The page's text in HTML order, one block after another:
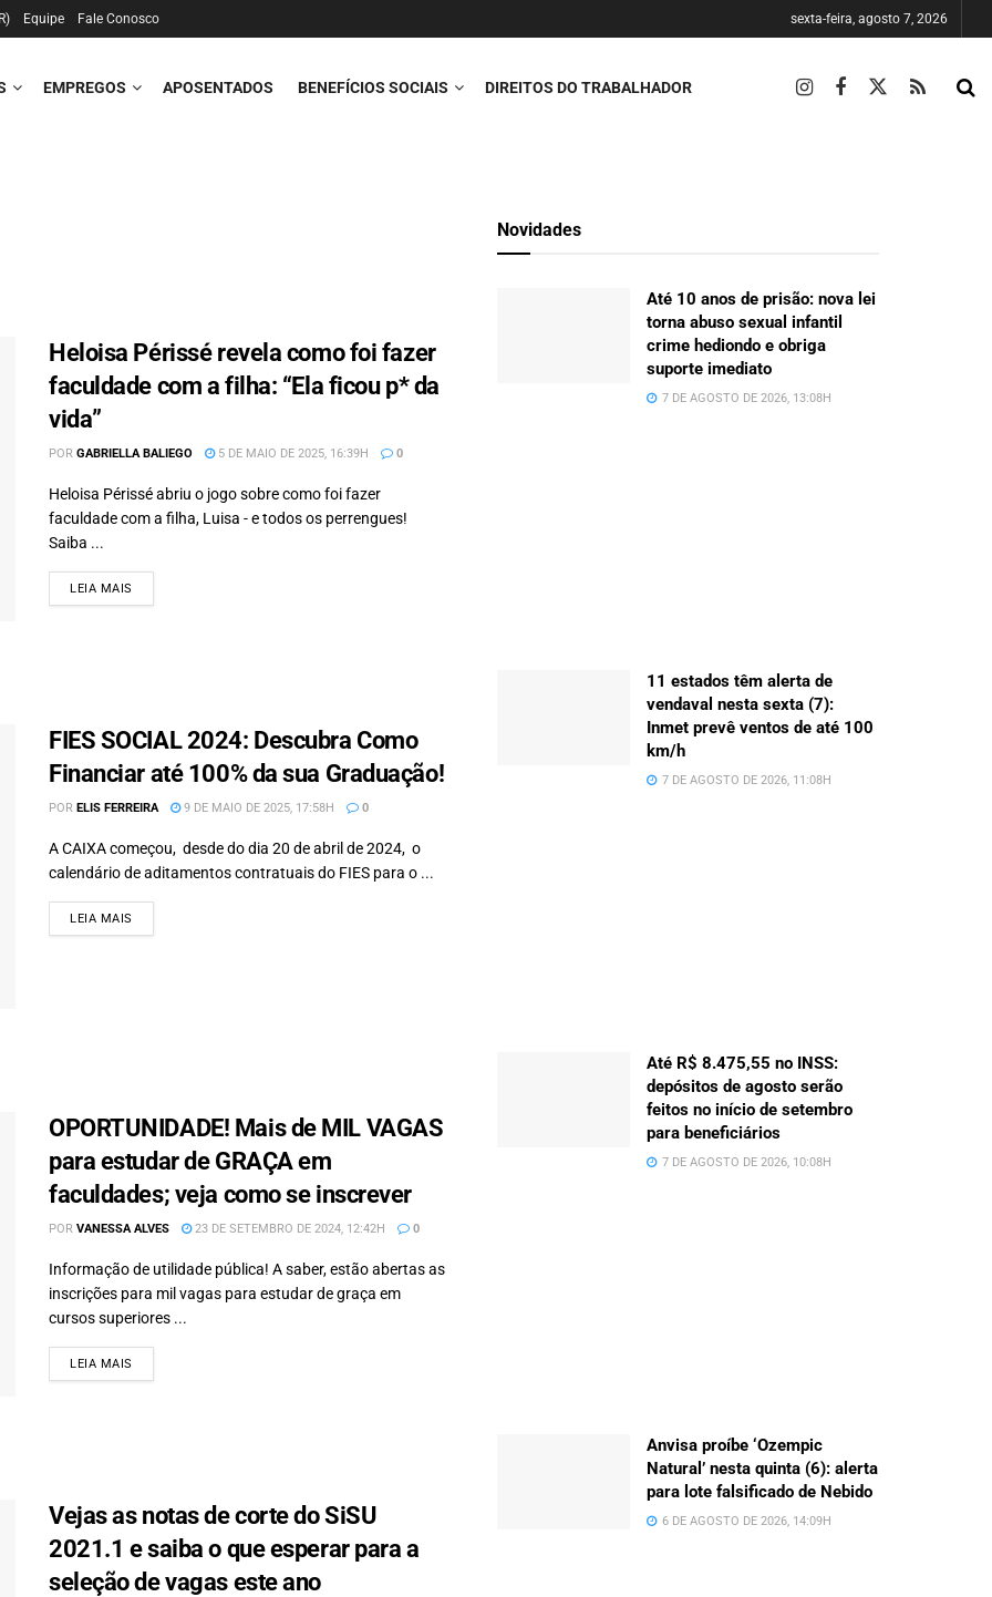
Equipe Fale Conosco sexta-feira, agosto 7, 2026
EMPREGOS APOSENTADOS BENEFÍCIOS SOCIAIS DIREITOS DO TRABALHADOR
Heloisa Périssé revela como foi fazer
faculdade com a filha: “Ela ficou p* da
vida”
POR GABRIELLA BALIEGO 5 DE MAIO DE 2025, 16:39H 0
Heloisa Périssé abriu o jogo sobre como foi fazer
faculdade com a filha, Luisa - e todos os perrengues!
Saiba ...
LEIA MAIS
FIES SOCIAL 2024: Descubra Como
Financiar até 100% da sua Graduação!
POR ELIS FERREIRA 9 DE MAIO DE 2025, 17:58H 0
A CAIXA começou, desde do dia 20 de abril de 2024, o
calendário de aditamentos contratuais do FIES para o ...
LEIA MAIS
OPORTUNIDADE! Mais de MIL VAGAS
para estudar de GRAÇA em
faculdades; veja como se inscrever
POR VANESSA ALVES 23 DE SETEMBRO DE 2024, 12:42H 0
Informação de utilidade pública! A saber, estão abertas as
inscrições para mil vagas para estudar de graça em
cursos superiores ...
LEIA MAIS
Vejas as notas de corte do SiSU
2021.1 e saiba o que esperar para a
seleção de vagas este ano
Novidades
Até 10 anos de prisão: nova lei
torna abuso sexual infantil
crime hediondo e obriga
suporte imediato
7 DE AGOSTO DE 2026, 13:08H
11 estados têm alerta de
vendaval nesta sexta (7):
Inmet prevê ventos de até 100
km/h
7 DE AGOSTO DE 2026, 11:08H
Até R$ 8.475,55 no INSS:
depósitos de agosto serão
feitos no início de setembro
para beneficiários
7 DE AGOSTO DE 2026, 10:08H
Anvisa proíbe ‘Ozempic
Natural’ nesta quinta (6): alerta
para lote falsificado de Nebido
6 DE AGOSTO DE 2026, 14:09H